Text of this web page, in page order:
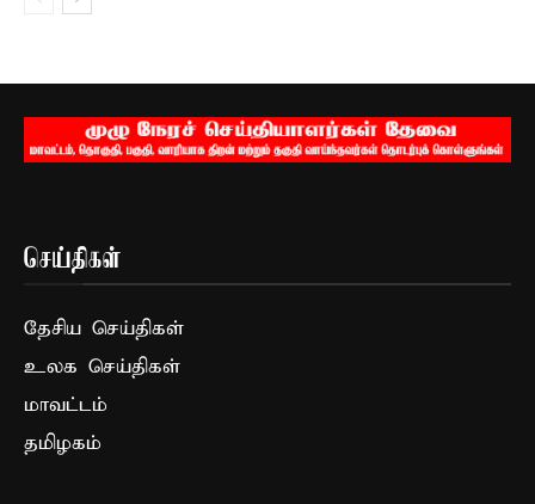
செய்திகள்
தேசிய செய்திகள்
உலக செய்திகள்
மாவட்டம்
தமிழகம்